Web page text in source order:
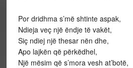
Por dridhma s’më shtinte aspak,
Ndieja veç një ëndje të vakët,
Siç ndiej një thesar nën dhe,
Apo lajkën që përkëdhel,
Një mësim që s’mora vesh at’botë,